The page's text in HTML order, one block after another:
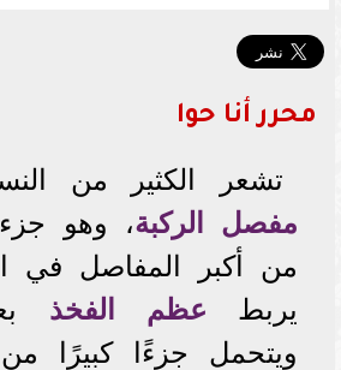
محرر أنا حوا
تشعر الكثير من
مفصل الركبة، وهو جزء
من أكبر المفاصل في
يربط عظم الفخذ
ويتحمل جزءًا كبيرًا من